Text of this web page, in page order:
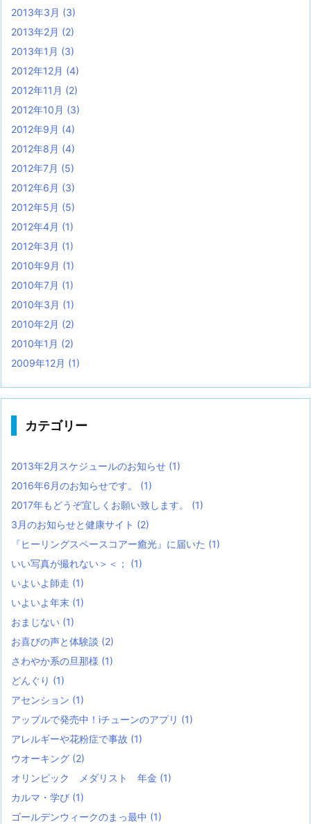
2013年3月 (3)
2013年2月 (2)
2013年1月 (3)
2012年12月 (4)
2012年11月 (2)
2012年10月 (3)
2012年9月 (4)
2012年8月 (4)
2012年7月 (5)
2012年6月 (3)
2012年5月 (5)
2012年4月 (1)
2012年3月 (1)
2010年9月 (1)
2010年7月 (1)
2010年3月 (1)
2010年2月 (2)
2010年1月 (2)
2009年12月 (1)
カテゴリー
2013年2月スケジュールのお知らせ (1)
2016年6月のお知らせです。 (1)
2017年もどうぞ宜しくお願い致します。 (1)
3月のお知らせと健康サイト (2)
『ヒーリングスペースコアー癒光』に届いた (1)
いい写真が撮れない＞＜； (1)
いよいよ師走 (1)
いよいよ年末 (1)
おまじない (1)
お喜びの声と体験談 (2)
さわやか系の旦那様 (1)
どんぐり (1)
アセンション (1)
アップルで発売中！iチューンのアプリ (1)
アレルギーや花粉症で事故 (1)
ウオーキング (2)
オリンピック メダリスト 年金 (1)
カルマ・学び (1)
ゴールデンウィークのまっ最中 (1)